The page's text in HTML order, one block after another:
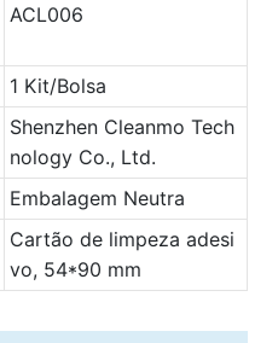
ACL006
1 Kit/Bolsa
Shenzhen Cleanmo Tech
nology Co., Ltd.
Embalagem Neutra
Cartão de limpeza adesi
vo, 54*90 mm